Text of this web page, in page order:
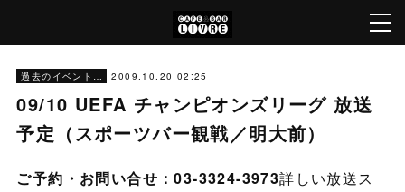
過去のイベント（'05～'22）[Archive] 2009.10.20 02:25
09/10 UEFA チャンピオンズリーグ 放送
予定（スポーツバー観戦／明大前）
ご予約・お問い合せ：03-3324-3973詳しい放送ス